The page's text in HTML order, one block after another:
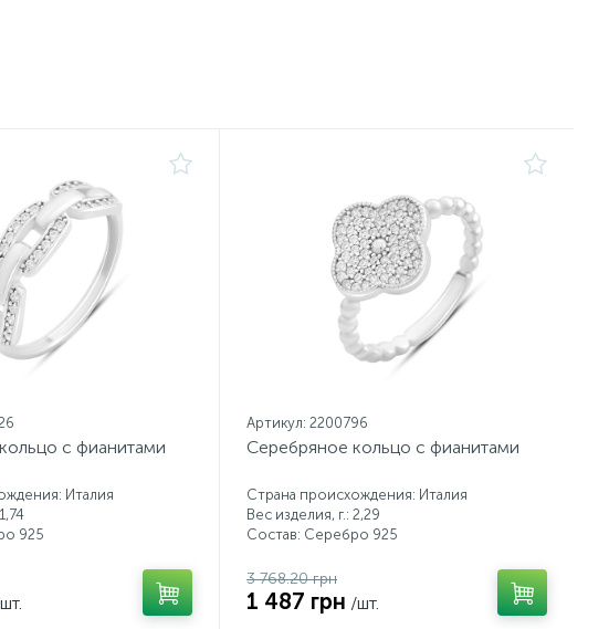
с фианитами
Италия
925
Артикул: 2200796
Серебряное кольцо с фианитами
Страна происхождения: Италия
Вес изделия, г.: 2,29
Состав: Серебро 925
3 768.20 грн
1 487 грн /шт.